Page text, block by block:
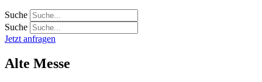
Suche
Suche
Jetzt anfragen
Alte Messe